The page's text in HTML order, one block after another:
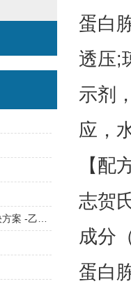
蛋白
透压;
示剂
应，
【配
志贺
成
蛋